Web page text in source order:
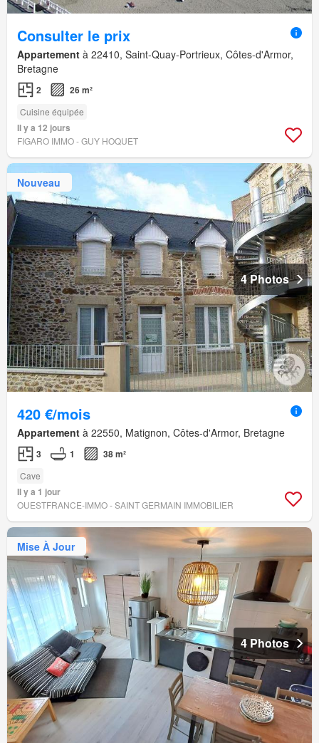
Consulter le prix
Appartement à 22410, Saint-Quay-Portrieux, Côtes-d'Armor,
Bretagne
2 26 m²
Cuisine équipée
Il y a 12 jours
FIGARO IMMO - GUY HOQUET
Nouveau
4 Photos
420 €/mois
Appartement à 22550, Matignon, Côtes-d'Armor, Bretagne
3 1 38 m²
Cave
Il y a 1 jour
OUESTFRANCE-IMMO - SAINT GERMAIN IMMOBILIER
Mise À Jour
4 Photos